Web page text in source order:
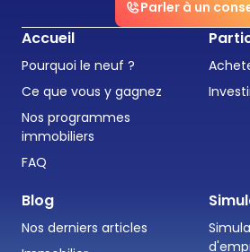
Parler à un
Accueil
Pourquoi le neuf ?
Ce que vous y gagnez
Nos programmes
immobiliers
FAQ
Blog
Nos derniers articles